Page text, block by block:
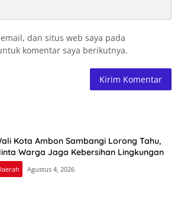
dan situs web saya pada
komentar saya berikutnya.
Kota Ambon Sambangi Lorong Tahu,
Warga Jaga Kebersihan Lingkungan
Agustus 4, 2026